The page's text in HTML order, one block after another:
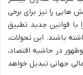
هایی را نیز برای برخی
با قوانین جدید تطبیق
باشند. این تحولات،
در حاشیه اقتصاد،
جهانی تبدیل خواهد